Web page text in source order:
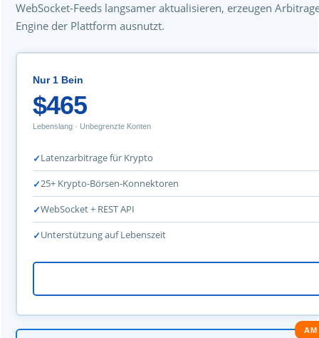
WebSocket-Feeds langsamer aktualisieren, erzeugen
Engine der Plattform ausnutzt.
Nur 1 Bein
$465
Lebenslang · Unbegrenzte Konten
Latenzarbitrage für Krypto
25+ Krypto-Börsen-Konnektoren
WebSocket + REST API
Unterstützung auf Lebenszeit
AM